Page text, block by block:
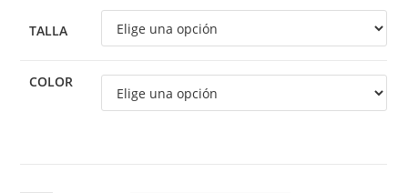
TALLA
COLOR